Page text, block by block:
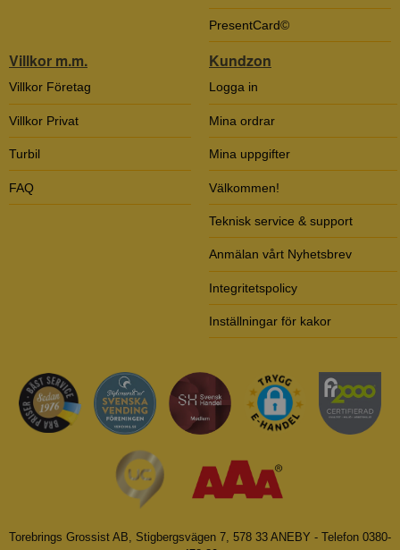
PresentCard©
Villkor m.m.
Villkor Företag
Villkor Privat
Turbil
FAQ
Kundzon
Logga in
Mina ordrar
Mina uppgifter
Välkommen!
Teknisk service & support
Anmälan vårt Nyhetsbrev
Integritetspolicy
Inställningar för kakor
Torebrings Grossist AB, Stigbergsvägen 7, 578 33 ANEBY - Telefon 0380-